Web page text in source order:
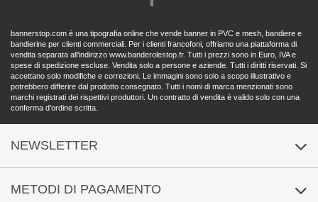
Politica di cancellazione
Dichiarazione di accessibilità
bannerstop.com è una tipografia online che vende banner in PVC e mesh, bandiere e
bandierine per clienti commerciali. Per i clienti francofoni, offriamo una piattaforma di
vendita separata all'indirizzo www.banderolestop.fr. Tutti i prezzi sono in Euro, IVA e
spese di spedizione escluse. Vendita solo a persone e aziende. Tutti i diritti riservati. Si
accettano solo modifiche e correzioni. Le immagini sono solo a scopo illustrativo e
potrebbero differire dal prodotto consegnato. Tutti i nomi di marca menzionati sono
marchi registrati dei rispettivi produttori. Un contratto di vendita è valido solo con una
conferma d'ordine scritta.
NEWSLETTER
Iscrizione /Abbonamento
METODI DI PAGAMENTO